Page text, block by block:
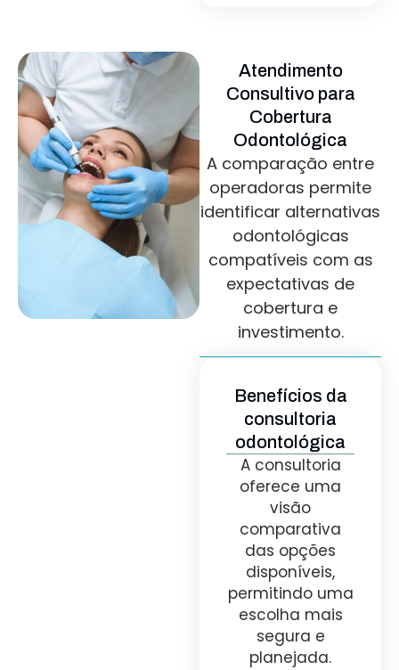
Atendimento
Consultivo para
Cobertura
Odontológica
A comparação entre
operadoras permite
identificar alternativas
odontológicas
compatíveis com as
expectativas de
cobertura e
investimento.
Benefícios da
consultoria
odontológica
A consultoria
oferece uma
visão
comparativa
das opções
disponíveis,
permitindo uma
escolha mais
segura e
planejada.